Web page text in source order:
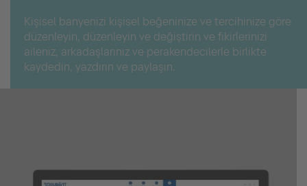
Kişisel banyenizi kişisel beğeninize ve tercihinize göre
düzenleyin, düzenleyin ve değiştirin ve fikirlerinizi
aileniz, arkadaşlarınız ve perakendecilerle birlikte
kaydedin, yazdırın ve paylaşın.